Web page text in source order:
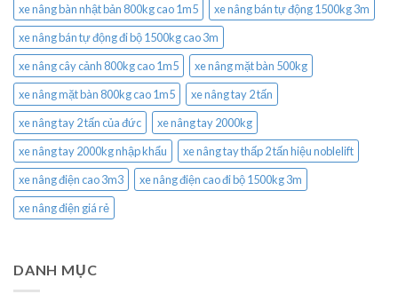
xe nâng bàn nhật bản 800kg cao 1m5
xe nâng bán tự động 1500kg 3m
xe nâng bán tự động đi bộ 1500kg cao 3m
xe nâng cây cảnh 800kg cao 1m5
xe nâng mặt bàn 500kg
xe nâng mặt bàn 800kg cao 1m5
xe nâng tay 2 tấn
xe nâng tay 2 tấn của đức
xe nâng tay 2000kg
xe nâng tay 2000kg nhập khẩu
xe nâng tay thấp 2 tấn hiệu noblelift
xe nâng điện cao 3m3
xe nâng điện cao đi bộ 1500kg 3m
xe nâng điện giá rẻ
DANH MỤC